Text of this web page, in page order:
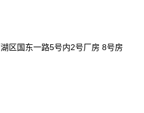
区国东一路5号内2号厂房 8号房